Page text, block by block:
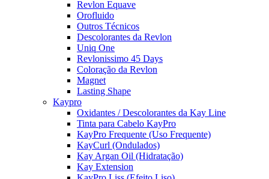
Revlon Equave
Orofluido
Outros Técnicos
Descolorantes da Revlon
Uniq One
Revlonissimo 45 Days
Coloração da Revlon
Magnet
Lasting Shape
Kaypro
Oxidantes / Descolorantes da Kay Line
Tinta para Cabelo KayPro
KayPro Frequente (Uso Frequente)
KayCurl (Ondulados)
Kay Argan Oil (Hidratação)
Kay Extension